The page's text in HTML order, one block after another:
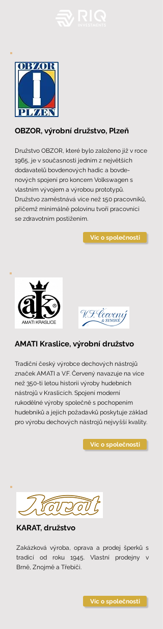
OBZOR, výrobní družstvo, Plzeň
Družstvo OBZOR, které bylo založeno již v roce
1965, je v současnosti jedním z největších
dodavatelů bovdenových hadic a bovde-
nových spojení pro koncern Volkswagen s
vlastním vývojem a výrobou prototypů.
Družstvo zaměstnává více než 150 pracovníků,
přičemž minimálně polovinu tvoří pracovníci
se zdravotním postižením.
Víc o společnosti
AMATI Kraslice, výrobní družstvo
Tradiční český výrobce dechových nástrojů
značek AMATI a V.F. Červený navazuje na více
než 350-ti letou historii výroby hudebních
nástrojů v Kraslicích. Spojení moderní
rukodělné výroby společně s pochopením
hudebníků a jejich požadavků poskytuje základ
pro výrobu dechových nástrojů nejvyšší kvality.
Víc o společnosti
KARAT, družstvo
Zakázková výroba, oprava a prodej šperků s
tradicí od roku 1945. Vlastní prodejny v
Brně, Znojmě a Třebíči.
Víc o společnosti